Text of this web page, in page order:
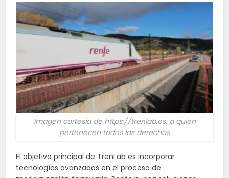
Imagen cortesía de https://trenlab.es, a quien
pertenecen todos los derechos
El objetivo principal de TrenLab es incorporar
tecnologías avanzadas en el proceso de